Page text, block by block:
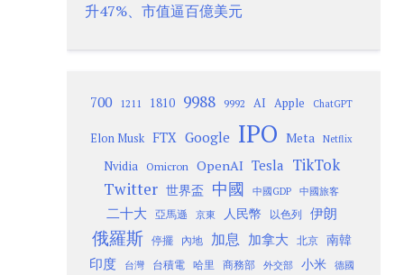
升47%、市值逼百億美元
700 1211 1810 9988 9992 AI Apple ChatGPT
Elon Musk FTX Google IPO Meta Netflix
Nvidia Omicron OpenAI Tesla TikTok
Twitter 世界盃 中國 中國GDP 中國旅客
二十大 亞馬遜 京東 人民幣 以色列 伊朗
俄羅斯 停擺 內地 加息 加拿大 北京
南韓
印度
台灣 台積電 哈里 商務部 外交部 小米 德國